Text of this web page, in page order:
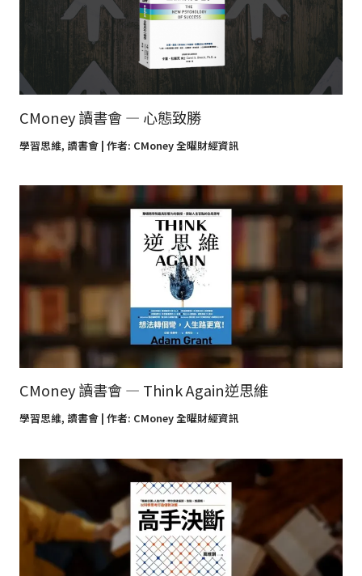
CMoney 讀書會 — 心態致勝
學習思維, 讀書會| 作者: CMoney 全曜財經資訊
CMoney 讀書會 — Think Again逆思維
學習思維, 讀書會| 作者: CMoney 全曜財經資訊